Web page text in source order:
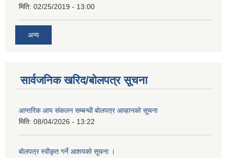
मिति: 02/25/2019 - 13:00
अन्य
सार्वजनिक खरिद/बोलपत्र सूचना
आन्तरिक आय संकलन सम्बन्धी बोलपत्र आव्हानको सूचना
मिति: 08/04/2026 - 13:22
बोलपत्र स्वीकृत गर्ने आशयको सूचना ।